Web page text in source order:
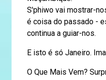
S'phiwo vai mostrar-
é coisa do passado -
continua a guiar-nos.
E isto é só Janeiro.
O Que Mais Vem?